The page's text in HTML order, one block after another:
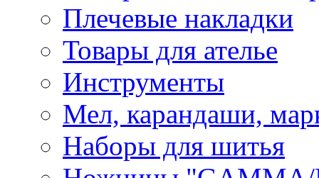
Плечевые накладки
Товары для ателье
Инструменты
Мел, карандаши,
Наборы для шитья